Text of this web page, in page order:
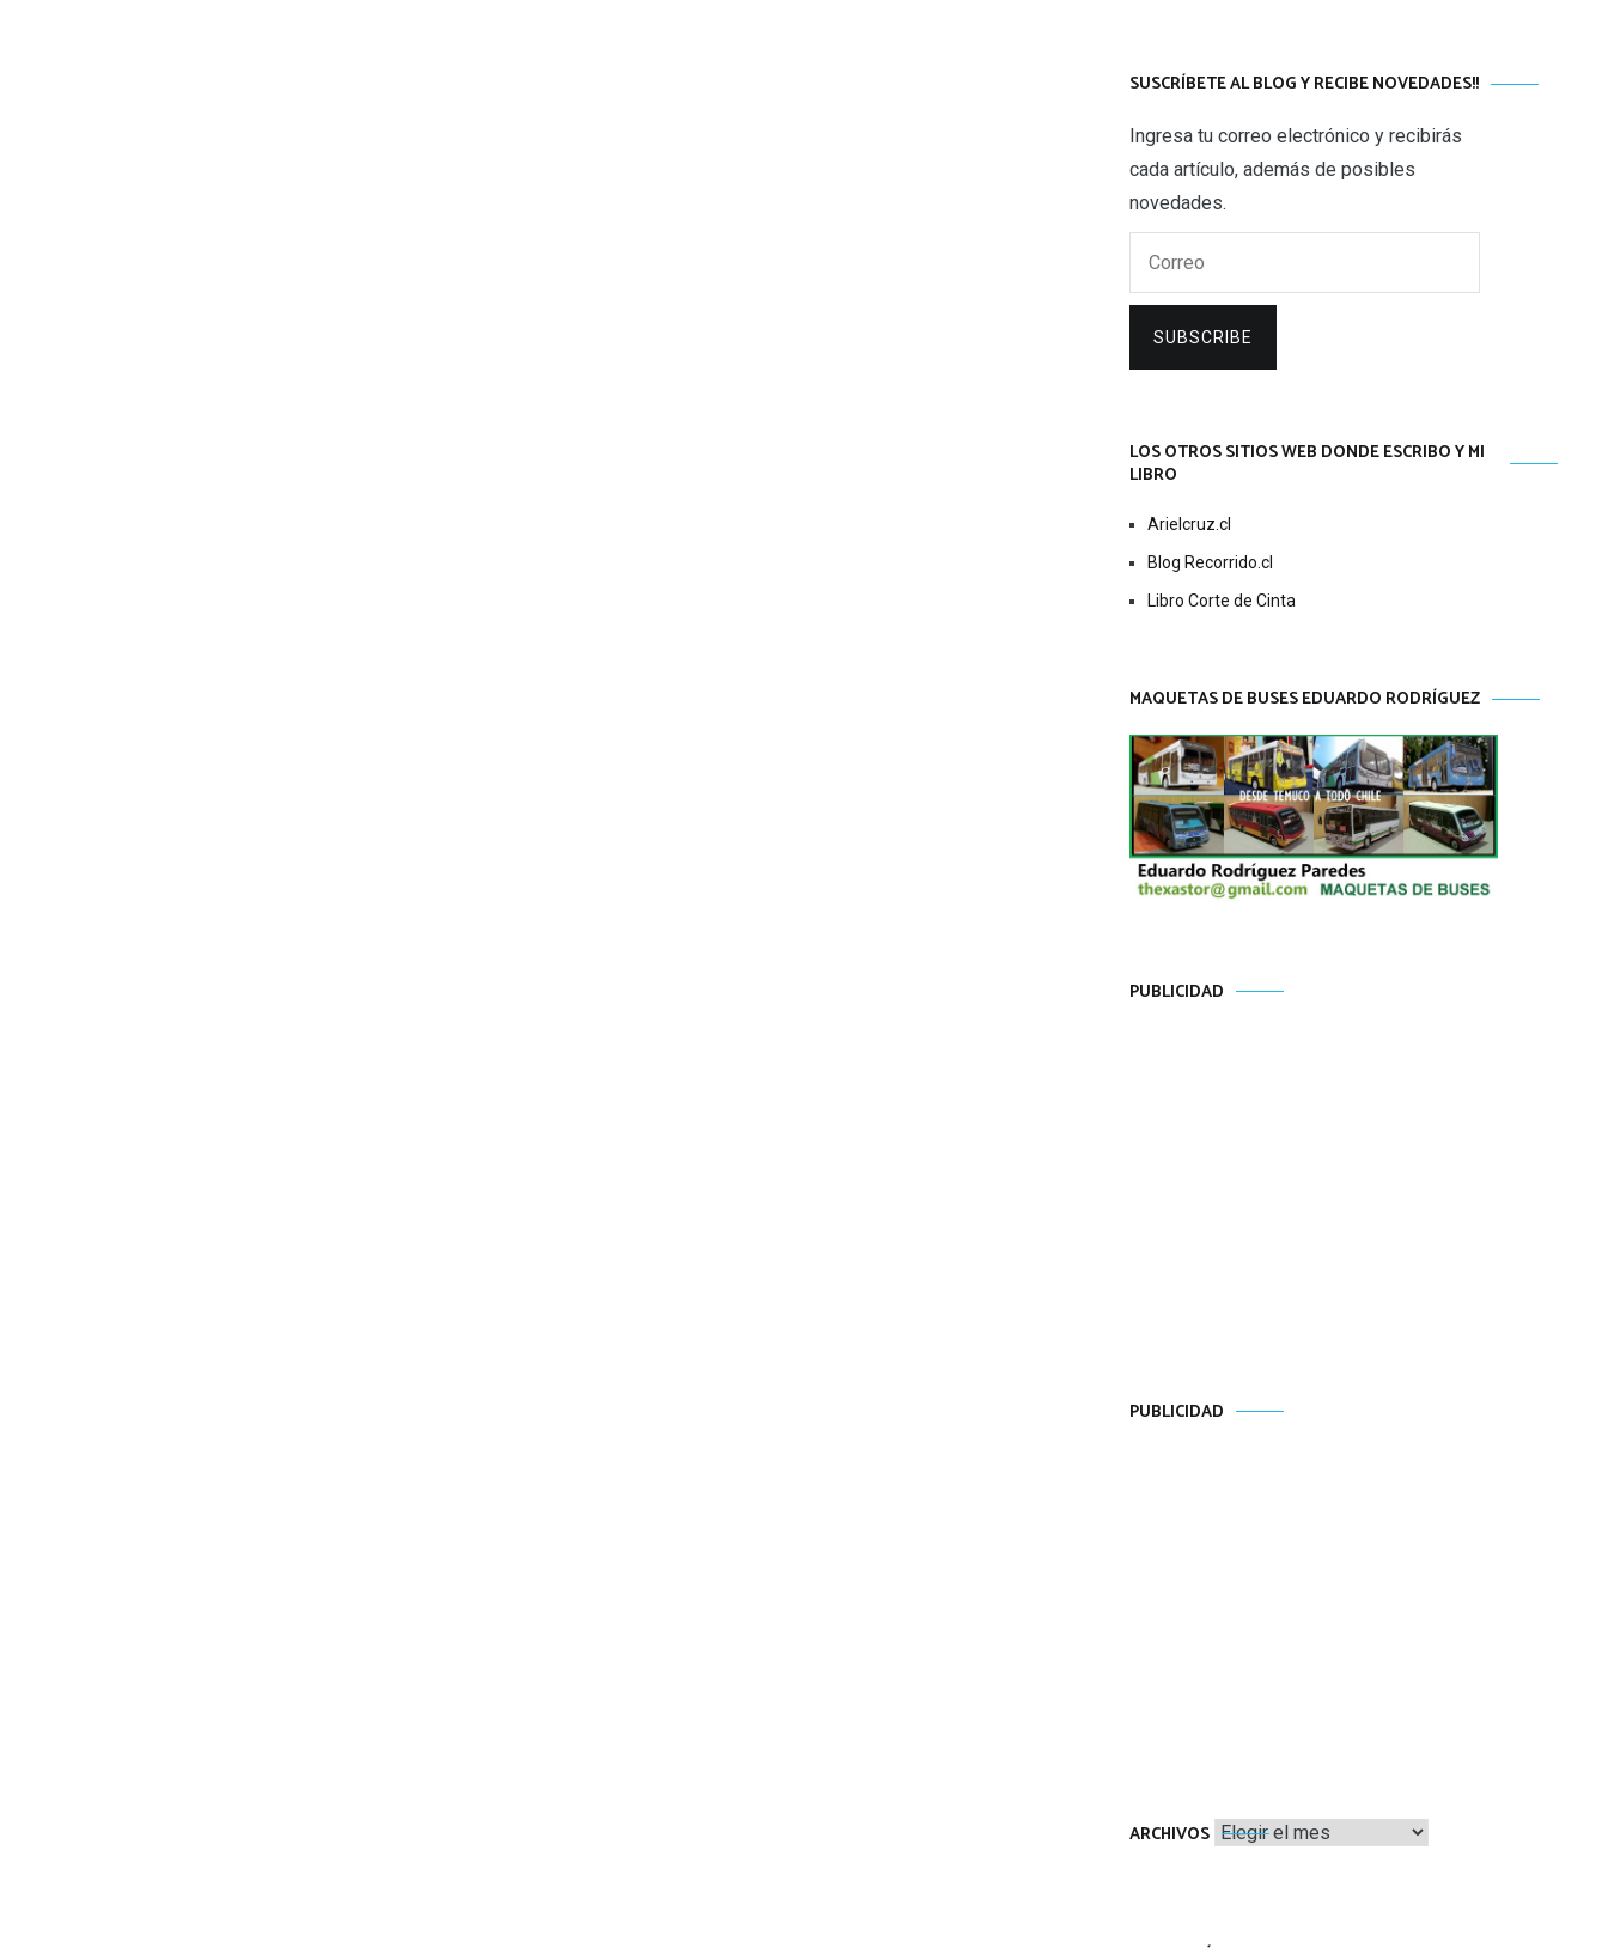
SUSCRÍBETE AL BLOG Y RECIBE NOVEDADES!!
Ingresa tu correo electrónico y recibirás
cada artículo, además de posibles
novedades.
SUBSCRIBE
LOS OTROS SITIOS WEB DONDE ESCRIBO Y MI
LIBRO
Arielcruz.cl
Blog Recorrido.cl
Libro Corte de Cinta
MAQUETAS DE BUSES EDUARDO RODRÍGUEZ
PUBLICIDAD
PUBLICIDAD
ARCHIVOS Archivos